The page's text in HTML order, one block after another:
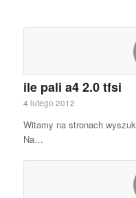
ile pali a4 2.0 tfsi
4 lutego 2012
Witamy na stronach
Na…